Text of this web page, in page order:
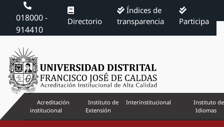
018000 -
914410
Directorio
Índices de
transparencia
Participa
Acreditación
institucional
Instituto de
Extensión
Interinstitucional
Instituto de
Idiomas